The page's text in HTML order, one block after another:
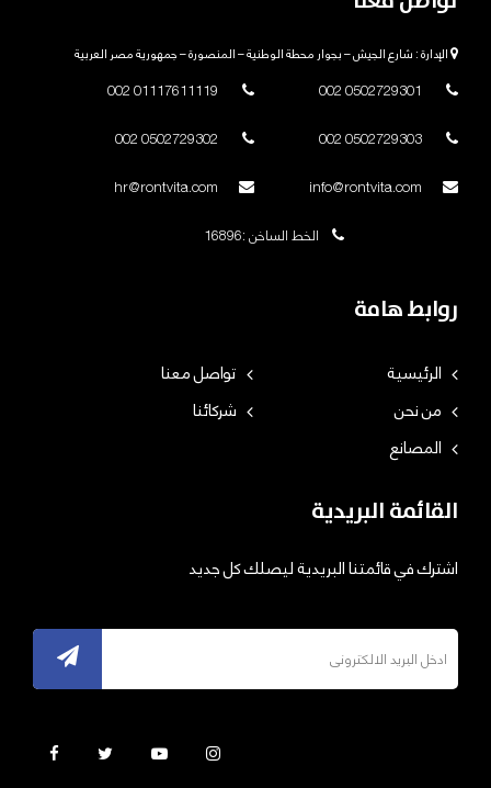
الإدارة : شارع الجيش – بجوار محطة الوطنية – المنصورة – جمهورية مصر العربية
الخط الساخن :16896
روابط هامة
الرئيسية
تواصل معنا
من نحن
شركائنا
المصانع
القائمة البريدية
اشترك في قائمتنا البريدية ليصلك كل جديد